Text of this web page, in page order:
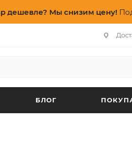
дешевле? Мы снизим цену!
БЛОГ